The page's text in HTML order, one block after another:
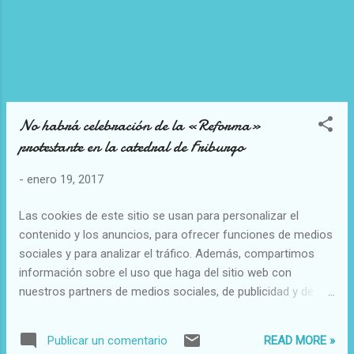
No habrá celebración de la «Reforma»
protestante en la catedral de Friburgo
- enero 19, 2017
Las cookies de este sitio se usan para personalizar el
contenido y los anuncios, para ofrecer funciones de medios
sociales y para analizar el tráfico. Además, compartimos
información sobre el uso que haga del sitio web con
nuestros partners de medios sociales, de publicidad y de
protestante en la catedral de Friburgo LOS LUTERANOS
QUERÍAN UTILIZAR EL TEMPLO CATÓLICO No habrá
Publicar un comentario READ MORE »